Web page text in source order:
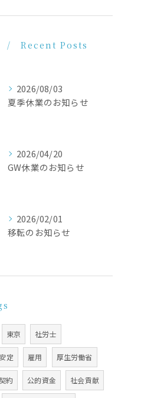
Recent Posts
2026/08/03
夏季休業のお知らせ
2026/04/20
GW休業のお知らせ
2026/02/01
移転のお知らせ
東京 社労士
安定 雇用 厚生労働省
約 公的資金 社会貢献